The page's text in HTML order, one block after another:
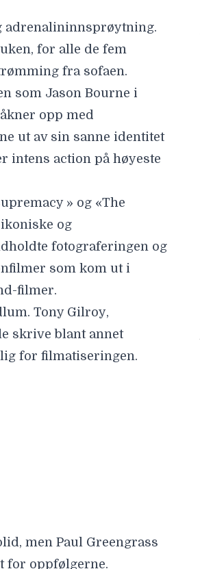
adrenalininnsprøytning.
for alle de fem
fra sofaen.
som Jason Bourne i
opp med
ut av sin sanne identitet
intens action på høyeste
» og «The
og
fotograferingen og
som kom ut i
filmer.
. Tony Gilroy,
skrive blant annet
for filmatiseringen.